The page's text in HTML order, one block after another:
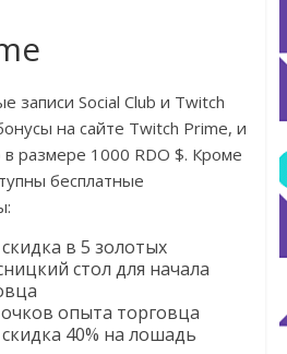
записи Social Club и Twitch
на сайте Twitch Prime, и
размере 1000 RDO $. Кроме
бесплатные
в 5 золотых
стол для начала
опыта торговца
40% на лошадь